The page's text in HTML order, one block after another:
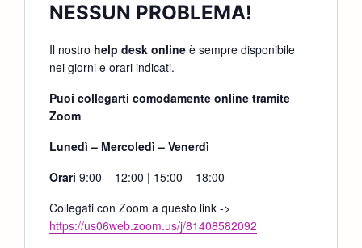
NESSUN PROBLEMA!
Il nostro help desk online è sempre disponibile
nei giorni e orari indicati.
Puoi collegarti comodamente online tramite
Zoom
Lunedì – Mercoledì – Venerdì
Orari 9:00 – 12:00 | 15:00 – 18:00
Collegati con Zoom a questo link ->
https://us06web.zoom.us/j/81408582092